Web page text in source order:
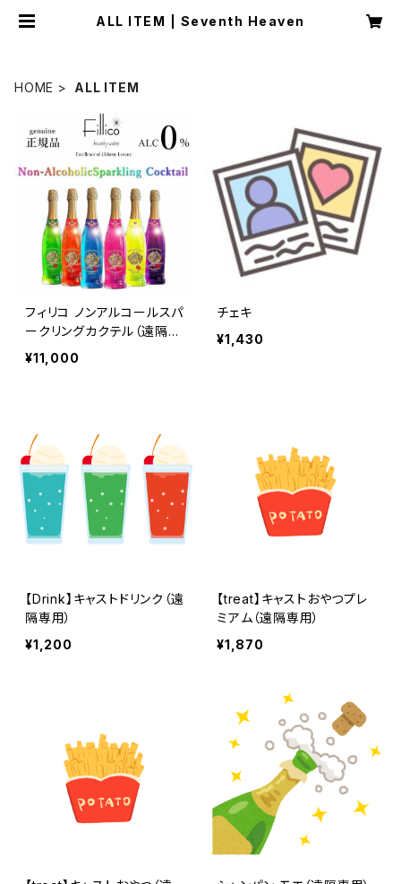
ALL ITEM | Seventh Heaven
HOME ALL ITEM
フィリコ ノンアルコールスパ
ークリングカクテル（遠隔専
用）
¥11,000
チェキ
¥1,430
【Drink】キャストドリンク（遠
隔専用）
¥1,200
【treat】キャストおやつプレ
ミアム（遠隔専用）
¥1,870